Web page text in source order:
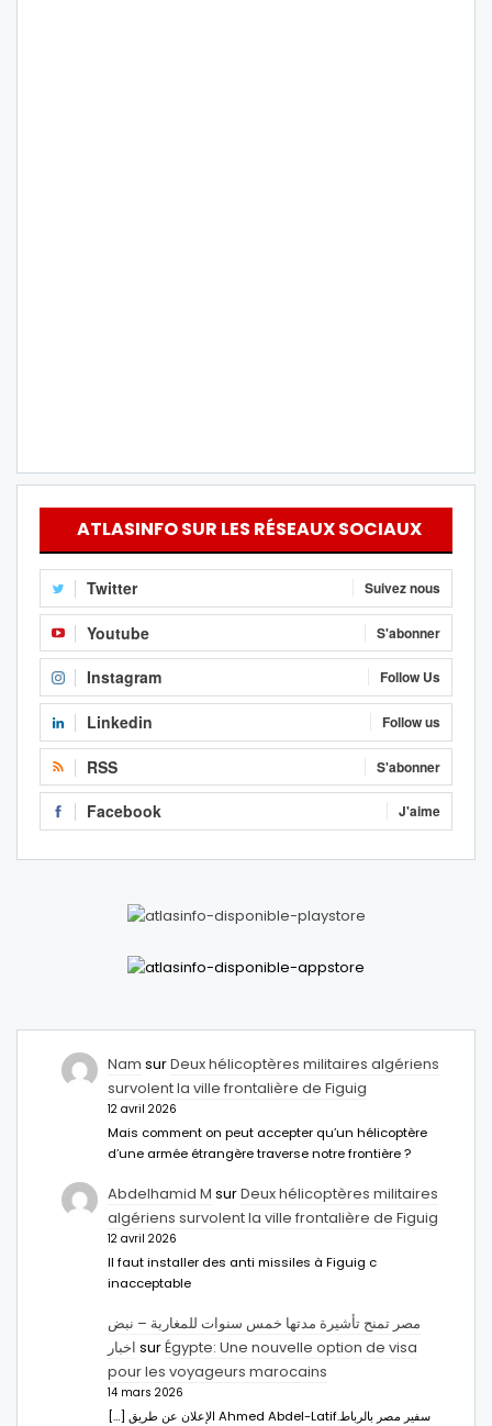
ATLASINFO SUR LES RÉSEAUX SOCIAUX
Twitter Suivez nous
Youtube S'abonner
Instagram Follow Us
Linkedin Follow us
RSS S'abonner
Facebook J'aime
Nam surDeux hélicoptères militaires algériens
survolent la ville frontalière de Figuig
12 avril 2026
Mais comment on peut accepter qu’un hélicoptère
d’une armée étrangère traverse notre frontière ?
Abdelhamid M surDeux hélicoptères militaires
algériens survolent la ville frontalière de Figuig
12 avril 2026
Il faut installer des anti missiles à Figuig c
inacceptable
مصر تمنح تأشيرة مدتها خمس سنوات للمغاربة – نبض
اخبار surÉgypte: Une nouvelle option de visa
pour les voyageurs marocains
14 mars 2026
[…] الإعلان عن طريق Ahmed Abdel-Latifسفير مصر بالرباط.